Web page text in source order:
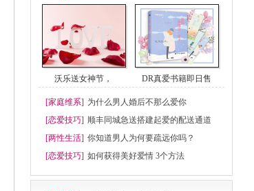
沃乐送女神节， DR真爱书籍即日售
[家庭维系] 为什么男人婚后不那么爱你
[恋爱技巧] 顺丰同城急送搭建起爱的配送通道
[两性生活] 你知道男人为何要疏远你吗？
[恋爱技巧] 如何获得美好爱情 3个方法